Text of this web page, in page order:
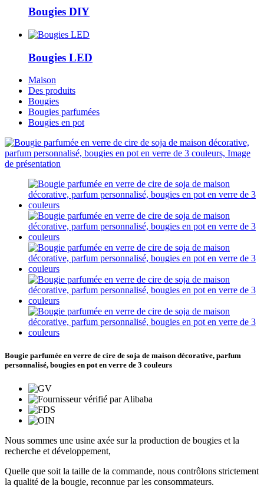
Bougies DIY
Bougies LED
Maison
Des produits
Bougies
Bougies parfumées
Bougies en pot
Bougie parfumée en verre de cire de soja de maison décorative, parfum
personnalisé, bougies en pot en verre de 3 couleurs
Nous sommes une usine axée sur la production de bougies et la
recherche et développement,
Quelle que soit la taille de la commande, nous contrôlons strictement
la qualité de la bougie, reconnue par les consommateurs.